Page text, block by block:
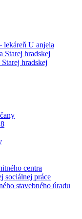
U anjela
Starej hradskej
hradskej
centra
sociálnej práce
stavebného úradu